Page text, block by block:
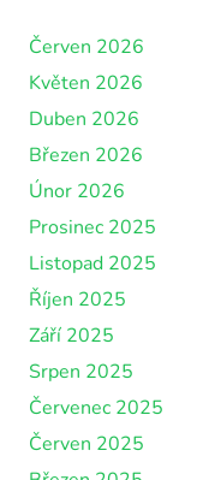
Červen 2026
Květen 2026
Duben 2026
Březen 2026
Únor 2026
Prosinec 2025
Listopad 2025
Říjen 2025
Září 2025
Srpen 2025
Červenec 2025
Červen 2025